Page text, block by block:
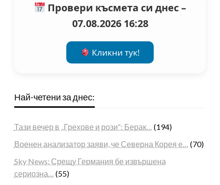
Провери късмета си днес –
07.08.2026 16:28
Кликни тук!
Най-четени за днес:
Тази вечер в „Грехове и рози“: Берак… (194)
Военен анализатор заяви, че Северна Корея е… (70)
Sky News: Срещу Германия бе извършена
сериозна… (55)